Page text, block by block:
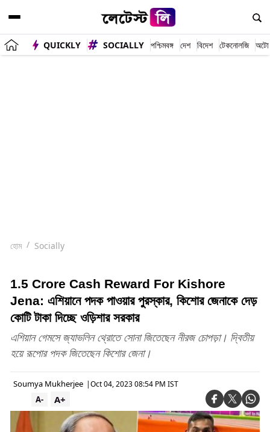
QUICKLY SOCIALLY পশ্চিমবঙ্গ দেশ বিদেশ টেকনোলজি অটো
হোম Socially
1.5 Crore Cash Reward For Kishore
Jena: এশিয়ানে পদক পাওয়ার পুরস্কার, কিশোর জেনাকে দেড়
কোটি টাকা দিচ্ছে ওড়িশার সরকার
এশিয়ান গেমসে জ্যাভলিন থ্রোতে সোনা জিতেছেন নীরজ চোপড়া। দ্বিতীয়
হয়ে রূপোর পদক জিতেছেন কিশোর জেনা।
Soumya Mukherjee |Oct 04, 2023 08:54 PM IST
A+
A-